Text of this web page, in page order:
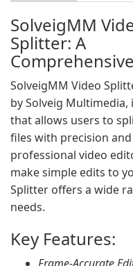
SolveigMM
Splitter: A
SolveigMM Video
by Solveig
that allows users to
files with precision
professional video
make simple edits to
Splitter offers a wide
needs.
Key Features: